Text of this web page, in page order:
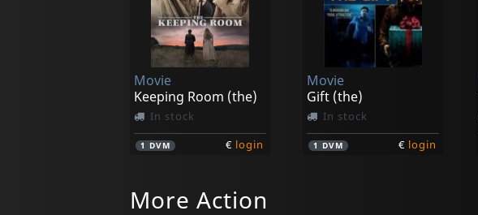
Movie
Keeping Room (the)
In stock
1 DVM € login
Movie
Gift (the)
In stock
1 DVM € login
More Action